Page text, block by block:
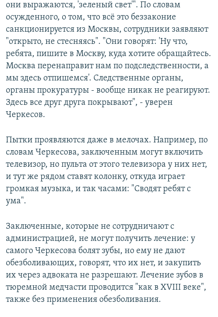
они выражаются, 'зеленый свет'". По словам
осужденного, о том, что всё это беззаконие
санкционируется из Москвы, сотрудники заявляют
"открыто, не стесняясь". "Они говорят: 'Ну что,
ребята, пишите в Москву, куда хотите обращайтесь.
Москва перенаправит нам по подследственности, а
мы здесь отпишемся'. Следственные органы,
органы прокуратуры - вообще никак не реагируют.
Здесь все друг друга покрывают", - уверен
Черкесов.
Пытки проявляются даже в мелочах. Например, по
словам Черкесова, заключенным могут включить
телевизор, но пульта от этого телевизора у них нет,
и тут же рядом ставят колонку, откуда играет
громкая музыка, и так часами: "Сводят ребят с
ума".
Заключенные, которые не сотрудничают с
администрацией, не могут получить лечение: у
самого Черкесова болят зубы, но ему не дают
обезболивающих, говорят, что их нет, и закупить
их через адвоката не разрешают. Лечение зубов в
тюремной медчасти проводится "как в XVIII веке",
также без применения обезболивания.